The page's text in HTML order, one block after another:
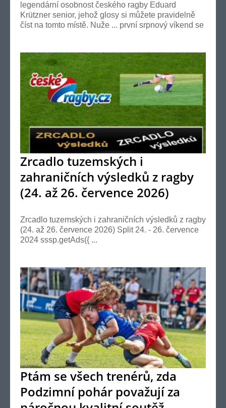
legendární osobnost českého ragby Eduard
Krützner senior, jehož glosy si můžete pravidelně
číst na tomto místě. Nuže ... první srpnový víkend se
Zrcadlo tuzemských i
zahraničních výsledků z ragby
(24. až 26. července 2026)
Zrcadlo tuzemských i zahraničních výsledků z ragby
(24. až 26. července 2026) Split 24. - 26. července
2024 sssp.getAds({ ...
Ptám se všech trenérů, zda
Podzimní pohár považují za